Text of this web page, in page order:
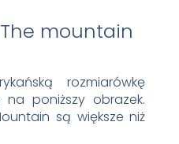
rozmiarówkę
poniższy obrazek.
są większe niż